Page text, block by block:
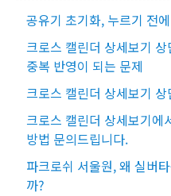
공유기 초기화, 누르기 전
크로스 캘린더 상세보기
중복 반영이 되는 문제
크로스 캘린더 상세보기
크로스 캘린더 상세보기에
방법 문의드립니다.
파크로쉬 서울원, 왜 실버
까?